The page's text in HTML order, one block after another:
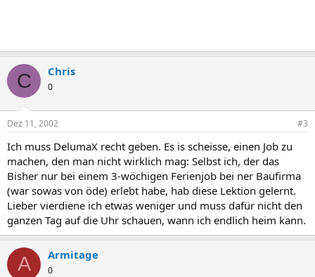
C Chris
0
Dez 11, 2002 #3
Ich muss DelumaX recht geben. Es is scheisse, einen Job zu
machen, den man nicht wirklich mag: Selbst ich, der das
Bisher nur bei einem 3-wöchigen Ferienjob bei ner Baufirma
(war sowas von öde) erlebt habe, hab diese Lektion gelernt.
Lieber vierdiene ich etwas weniger und muss dafür nicht den
ganzen Tag auf die Uhr schauen, wann ich endlich heim kann.
A Armitage
0